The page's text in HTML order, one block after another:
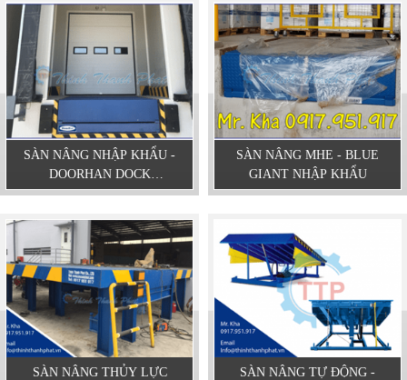
SÀN NÂNG NHẬP KHẨU -
DOORHAN DOCK
LEVELER
SÀN NÂNG MHE - BLUE
GIANT NHẬP KHẨU
SÀN NÂNG THỦY LỰC
SÀN NÂNG TỰ ĐỘNG -